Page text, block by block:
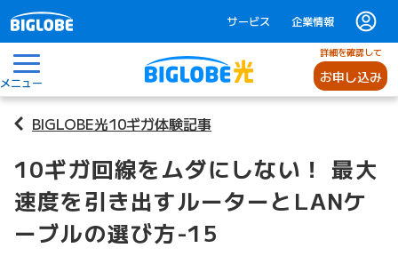
サービス 企業情報
メニュー
詳細を確認して
お申し込み
BIGLOBE光10ギガ体験記事
10ギガ回線をムダにしない！ 最大
速度を引き出すルーターとLANケ
ーブルの選び方-15